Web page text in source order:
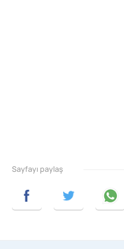
Sayfayı paylaş